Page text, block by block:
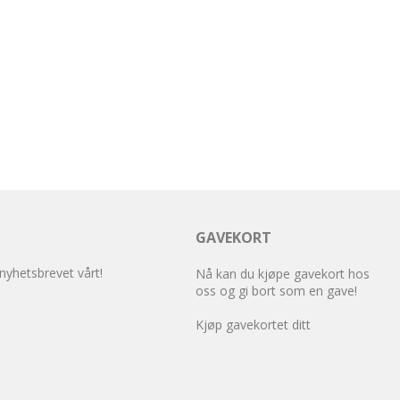
vårt!
GAVEKORT
Nå kan du kjøpe gavekort hos
oss og gi bort som en gave!
Kjøp gavekortet ditt